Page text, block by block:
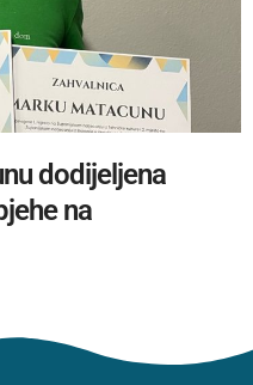
dodijeljena
na